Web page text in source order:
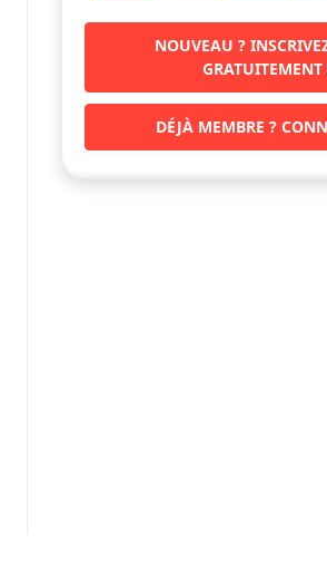
NOUVEAU ?
GRATUITEMENT
DÉJÀ MEMBRE ?